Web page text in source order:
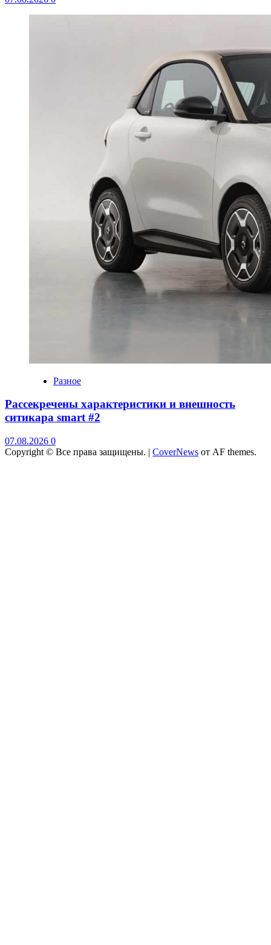
Разное
Рассекречены характеристики и внешность
ситикара smart #2
07.08.2026 0
Copyright © Все права защищены. | CoverNews от AF themes.